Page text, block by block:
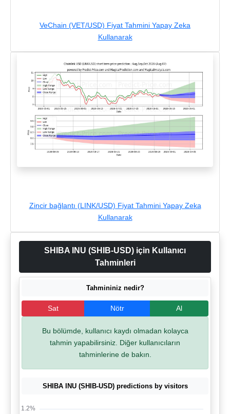
VeChain (VET/USD) Fiyat Tahmini Yapay Zeka
Kullanarak
Zincir bağlantı (LINK/USD) Fiyat Tahmini Yapay Zeka
Kullanarak
SHIBA INU (SHIB-USD) için Kullanıcı
Tahminleri
Tahmininiz nedir?
Sat Nötr Al
Bu bölümde, kullanıcı kaydı olmadan kolayca
tahmin yapabilirsiniz. Diğer kullanıcıların
tahminlerine de bakın.
SHIBA INU (SHIB-USD) predictions by visitors